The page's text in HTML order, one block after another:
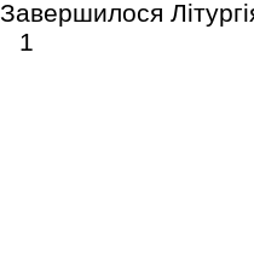
Завершилося